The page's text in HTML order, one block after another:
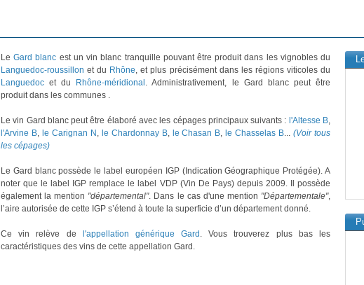
LeGard blanc est un vin blanc tranquille pouvant être produit dans les vignobles du
Languedoc-roussillon et du Rhône, et plus précisément dans les régions viticoles du
Languedoc et du Rhône-méridional . Administrativement, le Gard blanc peut être
produit dans les communes .
Le vin Gard blanc peut être élaboré avec les cépages principaux suivants : l'Altesse B,
l'Arvine B, le Carignan N , le Chardonnay B, le Chasan B, le Chasselas B...(Voir tous
les cépages)
Le Gard blanc possède le label européen IGP (Indication Géographique Protégée). A
noter que le label IGP remplace le label VDP (Vin De Pays) depuis 2009. Il possède
également la mention "départemental". Dans le cas d'une mention "Départementale",
l’aire autorisée de cette IGP s’étend à toute la superficie d’un département donné.
Ce vin relève de l'appellation générique Gard . Vous trouverez plus bas les
caractéristiques des vins de cette appellation Gard.